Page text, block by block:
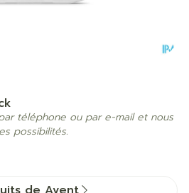
téléphone ou par e-mail et nous
possibilités.